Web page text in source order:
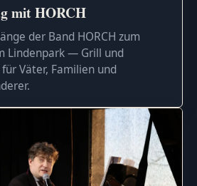
mit HORCH
der Band HORCH zum
Lindenpark — Grill und
Väter, Familien und